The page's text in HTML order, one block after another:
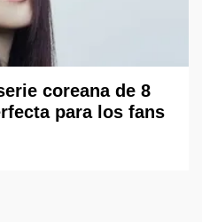
coreana de 8
para los fans